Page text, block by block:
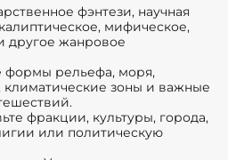
фэнтези, научная
мифическое,
другое жанровое
формы рельефа, моря,
зоны и важные
фракции, культуры, города,
или политическую